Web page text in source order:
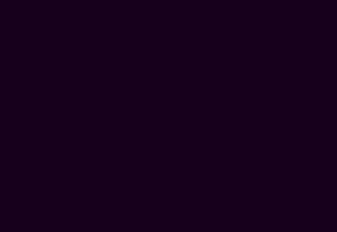
auch Tipps für eine
Zahn­ersatzes in Zukunft.